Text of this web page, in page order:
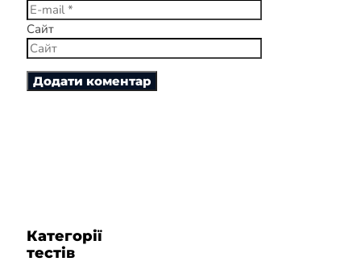
Сайт
Категорії
тестів